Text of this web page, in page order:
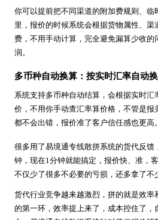
你可以提前把不同渠道的附加费规则、临
里，报价的时候系统会根据货物属性、渠
费，不用手动计算，完全避免漏算少收的
润。
多币种自动换算：按实时汇率自动
系统支持多币种自动结算，会根据实时汇
价，不用你手动查汇率算价格，不管是报
都不会出错，报价准了客户信任感也更高。
很多用了易境通专线散拼系统的货代反馈
钟，现在1分钟就能搞定，报价快、准，
不仅少了很多不必要的亏损，还多拿了不
货代行业竞争越来越激烈，拼的就是效率
的第一环，效率提上来了，成本控住了，